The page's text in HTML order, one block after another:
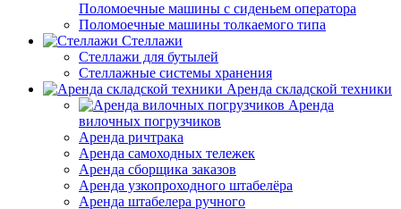
Поломоечные машины с сиденьем оператора
Поломоечные машины толкаемого типа
Стеллажи
Стеллажи для бутылей
Стеллажные системы хранения
Аренда складской техники
Аренда
вилочных погрузчиков
Аренда ричтрака
Аренда самоходных тележек
Аренда сборщика заказов
Аренда узкопроходного штабелёра
Аренда штабелера ручного